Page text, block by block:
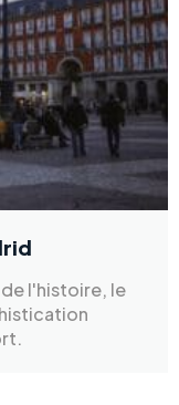
l'histoire, le